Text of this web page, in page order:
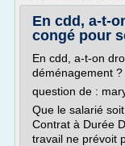
En cdd, a-t-
congé pour
En cdd, a-t-on
déménagement ?
question de :
Que le salarié
Contrat à Durée
travail ne prévoit